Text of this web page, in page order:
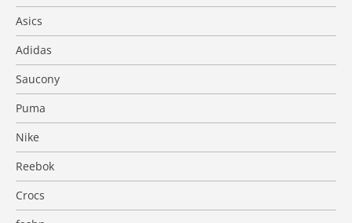
Asics
Adidas
Saucony
Puma
Nike
Reebok
Crocs